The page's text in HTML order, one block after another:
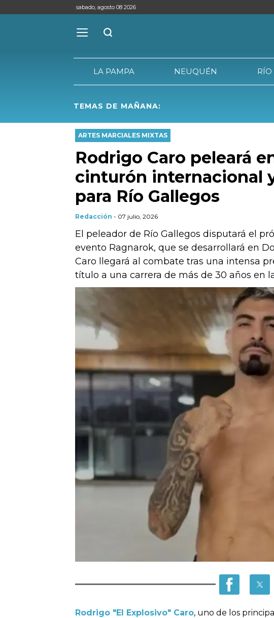
sabado, agosto 08 2026
LA PAMPA NEUQUÉN RÍO
TEMAS DE MAÑANA:
ARTES MARCIALES MIXTAS
Rodrigo Caro peleará
cinturón internacional
para Río Gallegos
Redacción - 07 julio, 2026
El peleador de Río Gallegos disputará el
evento Ragnarok, que se desarrollará en
Caro llegará al combate tras una intensa
título a una carrera de más de 30 años en
Rodrigo "El Explosivo" Caro, uno de los